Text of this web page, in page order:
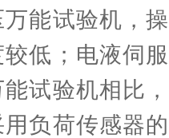
能试验机，
低；电液伺
试验机相比
负荷传感器